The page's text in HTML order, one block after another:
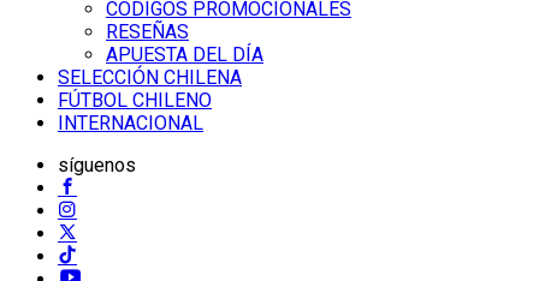
CÓDIGOS PROMOCIONALES
RESEÑAS
APUESTA DEL DÍA
SELECCIÓN CHILENA
FÚTBOL CHILENO
INTERNACIONAL
síguenos